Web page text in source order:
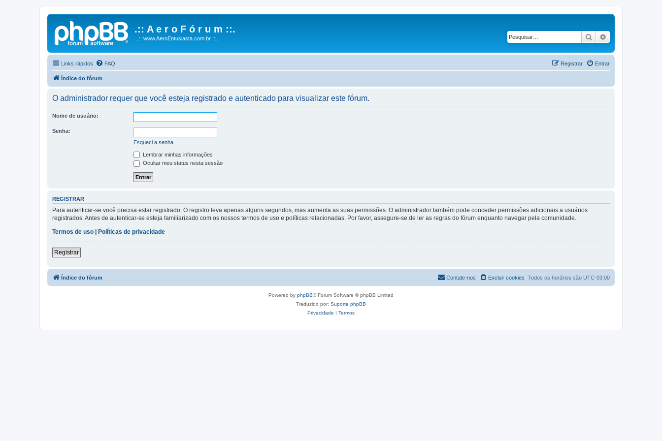
.:: A e r o F ó r u m ::.
...:: www.AeroEntusiasta.com.br ::... Pesquisar
Links rápidos FAQ Entrar
Registrar
Índice do fórum
O administrador requer que você esteja registrado e autenticado para visualizar este fórum.
Nome de usuário:
Senha:
Esqueci a senha
Lembrar minhas informações
Ocultar meu status nesta sessão
REGISTRAR
Para autenticar-se você precisa estar registrado. O registro leva apenas alguns segundos, mas aumenta as suas permissões. O administrador também pode conceder permissões adicionais a usuários
registrados. Antes de autenticar-se esteja familiarizado com os nossos termos de uso e políticas relacionadas. Por favor, assegure-se de ler as regras do fórum enquanto navegar pela comunidade.
Termos de uso
Políticas de privacidade
Registrar
Índice do fórum Todos os horários são UTC-03:00
Excluir cookies
Contate-nos
Powered by phpBB® Forum Software © phpBB Limited
Traduzido por: Suporte phpBB
Privacidade | Termos